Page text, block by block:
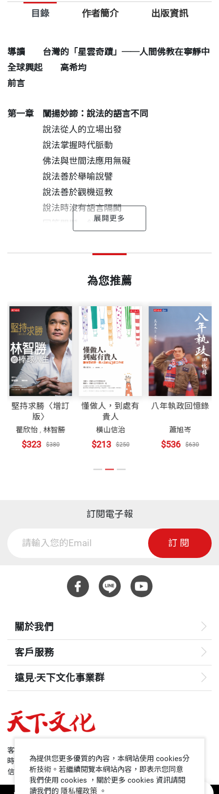
《法音》雜誌主編淨慧法師推崇大師：「把人間佛教
成一片，同時代並行不悖；他所開創的佛光山事業，
實際上是實現『人間佛教』和『佛教時代化』的一個
系統工程，可以稱之爲『星雲模式』。」
目錄 作者簡介 出版資訊
導讀 台灣的「星雲奇蹟」──人間佛教在寧靜中
全球興起 高希均
前言
第一章 闡揚妙諦：說法的語言不同
說法從人的立場出發
說法掌握時代脈動
佛法與世間法應用無礙
說法善於舉喻說譬
說法善於觀機逗教
說法時沒有語言隔閡
回答問題一針見血
善於化解糾紛
第二章 弘法利生：弘化的方式不同
以文化弘揚佛法
以慈善福利社會
以共修淨化人心
提升佛教徒素質
帶動佛教走入國際
使傳統佛教邁向現代化
引導大眾重視人生禮儀
全方位弘法帶給佛教新氣象
第三章 慈心悲願：為教的願心不同
從人權到生權
悲心弘願 千年來第一人
人間佛教的的淨土思想
人間佛教的應世之道
關於大師人間佛教的理念實踐
關於大師人間佛教的藍圖建構
​ 關於大師人間佛教的淨土建設
六年佛光山叢林學院畢業，一九八八年十二月於美國
法師愛好讀書，擅於文字，前後擔任佛光山《覺世旬
刊》、《佛光通訊》、《佛光世紀》等編輯及佛光山
都監院文書、法堂書記室書記多年，忠實記錄大師開
示內容，如《佛光世界》、《迷悟之間》、《星雲法
語》、《普門學報》中「當代問題座談紀實．佛教對
各種問題探討」單元等。二○○○年四月擔任《人間
福報》主筆。現任為佛光山傳燈樓人間佛教研究室研
究員。
出版日期 2005/08/20
出版社 天下文化
裝幀
15x21cm
頁數
重量 645
為您推薦
堅持求勝〈增訂
版〉
瞿欣怡, 林智勝
$323 $380
懂做人，到處有
貴人
橫山信治
$213 $250
八年執政回憶錄
蕭旭岑
$536 $630
訂閱電子報
訂閱
關於我們
客戶服務
遠見‧天下文化事業群
哈佛商業評論
領導影響力學院
客服專線：+886 2 2662-0012
時間：週一~週五9:00~12:30;13:30~17:00
信箱：service@cwgv.com.tw
為提供您更多優質的內容，本網站使用 cookies分
析技術。若繼續閱覽本網站內容，即表示您同意
我們使用 cookies ，關於更多 cookies 資訊請閱
讀我們的 隱私權政策 。